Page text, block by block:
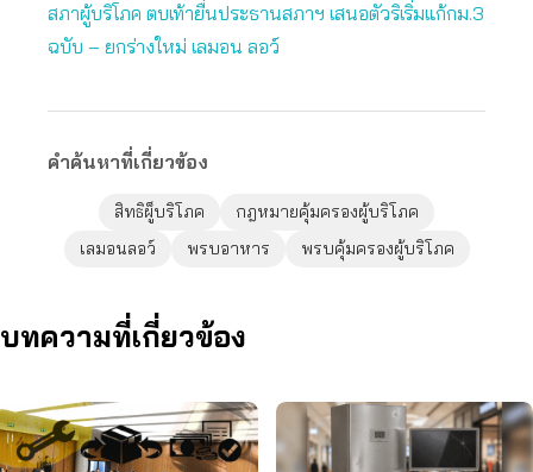
สภาผู้บริโภค ตบเท้ายื่นประธานสภาฯ เสนอตัวริเริ่มแก้กม.3
ฉบับ – ยกร่างใหม่ เลมอน ลอว์
คำค้นหาที่เกี่ยวข้อง
สิทธิผู็บริโภค
กฎหมายคุ้มครองผู้บริโภค
เลมอนลอว์
พรบอาหาร พรบคุ้มครองผู้บริโภค
บทความที่เกี่ยวข้อง